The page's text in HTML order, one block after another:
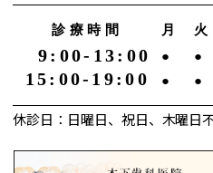
診療時間 月 火
9:00-13:00 ● ●
15:00-19:00 ● ●
休診日：日曜日、祝日、木曜